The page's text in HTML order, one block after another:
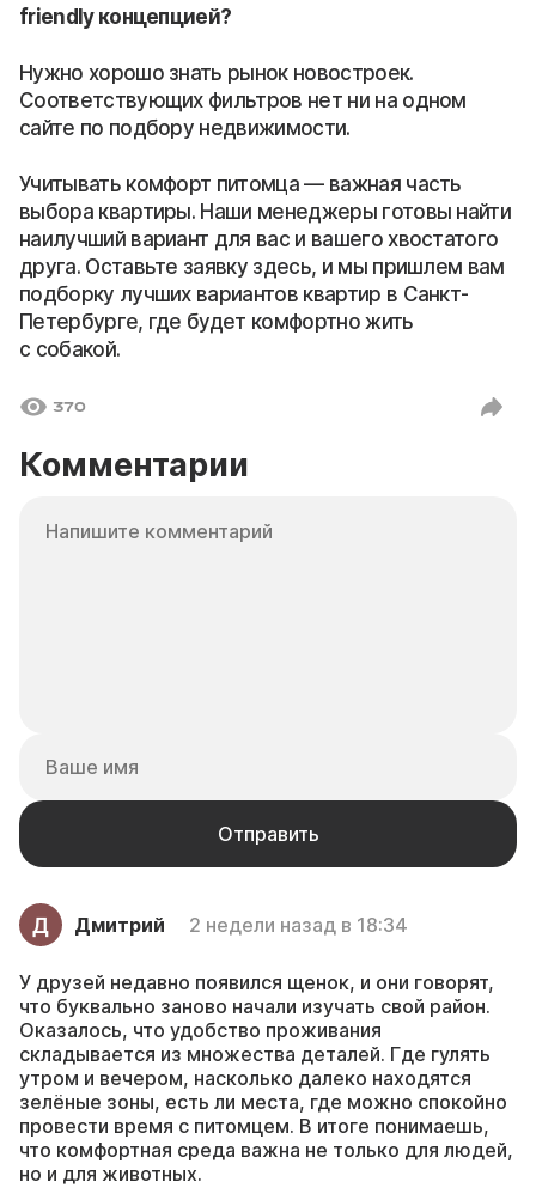
friendly концепцией?
Нужно хорошо знать рынок новостроек.
Соответствующих фильтров нет ни на одном
сайте по подбору недвижимости.
Учитывать комфорт питомца — важная часть
выбора квартиры. Наши менеджеры готовы найти
наилучший вариант для вас и вашего хвостатого
друга. Оставьте заявку здесь, и мы пришлем вам
подборку лучших вариантов квартир в Санкт-
Петербурге, где будет комфортно жить
с собакой.
370
Комментарии
Дмитрий 2 недели назад в 18:34
У друзей недавно появился щенок, и они говорят,
что буквально заново начали изучать свой район.
Оказалось, что удобство проживания
складывается из множества деталей. Где гулять
утром и вечером, насколько далеко находятся
зелёные зоны, есть ли места, где можно спокойно
провести время с питомцем. В итоге понимаешь,
что комфортная среда важна не только для людей,
но и для животных.